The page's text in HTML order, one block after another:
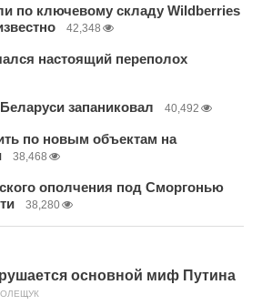
по ключевому складу Wildberries
42,348
настоящий переполох
запаниковал 40,492
по новым объектам на
38,468
ополчения под Сморгонью
38,280
основной миф Путина